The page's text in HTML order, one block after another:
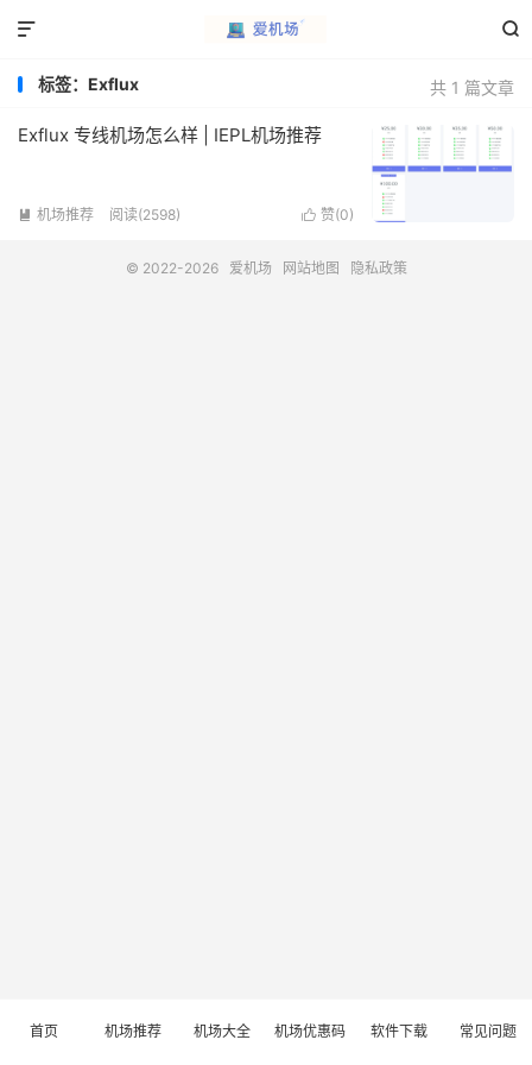


共 1 篇文章
标签：Exflux
Exflux 专线机场怎么样 | IEPL机场推荐
 赞(0)
 机场推荐 阅读(2598)
© 2022-2026 爱机场 网站地图 隐私政策
首页 机场推荐 机场大全 机场优惠码 软件下载 常见问题